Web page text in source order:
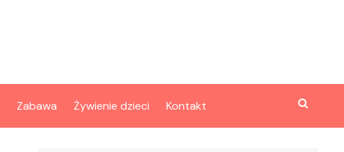
Zabawa Żywienie dzieci Kontakt